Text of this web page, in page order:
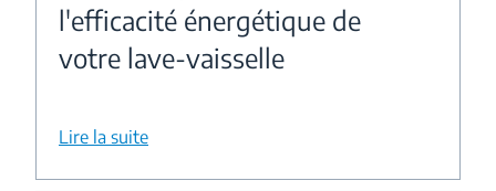
l'efficacité énergétique de
votre lave-vaisselle
Lire la suite